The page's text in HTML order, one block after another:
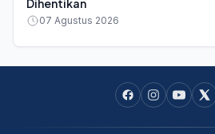
Dihentikan
07 Agustus 2026